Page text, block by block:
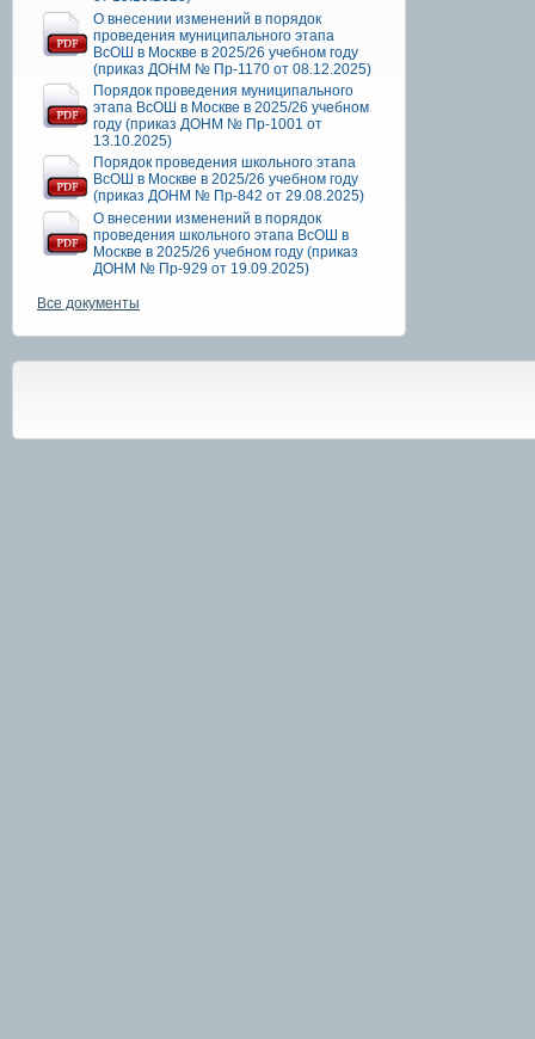
О внесении изменений в порядок
проведения муниципального этапа
ВсОШ в Москве в 2025/26 учебном году
(приказ ДОНМ № Пр-1170 от 08.12.2025)
Порядок проведения муниципального
этапа ВсОШ в Москве в 2025/26 учебном
году (приказ ДОНМ № Пр-1001 от
13.10.2025)
Порядок проведения школьного этапа
ВсОШ в Москве в 2025/26 учебном году
(приказ ДОНМ № Пр-842 от 29.08.2025)
О внесении изменений в порядок
проведения школьного этапа ВсОШ в
Москве в 2025/26 учебном году (приказ
ДОНМ № Пр-929 от 19.09.2025)
Все документы